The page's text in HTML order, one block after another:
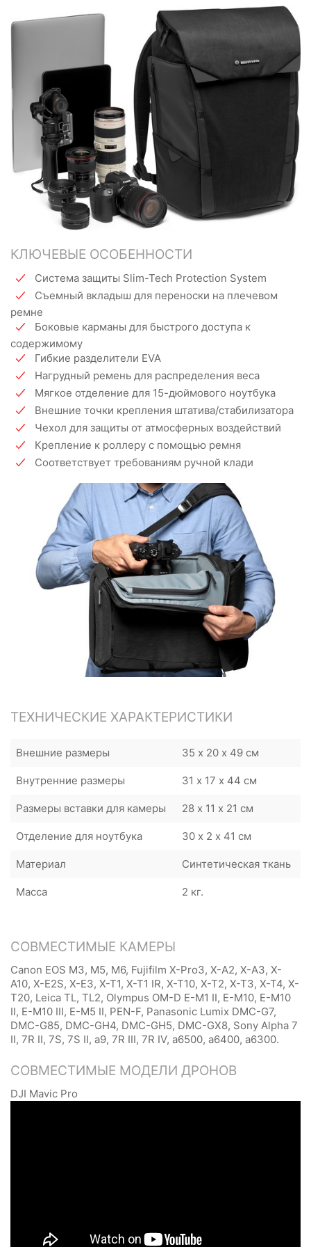
КЛЮЧЕВЫЕ ОСОБЕННОСТИ
Система защиты Slim-Tech Protection System
Съемный вкладыш для переноски на плечевом
ремне
Боковые карманы для быстрого доступа к
содержимому
Гибкие разделители EVA
Нагрудный ремень для распределения веса
Мягкое отделение для 15-дюймового ноутбука
Внешние точки крепления штатива/стабилизатора
Чехол для защиты от атмосферных воздействий
Крепление к роллеру с помощью ремня
Соответствует требованиям ручной клади
ТЕХНИЧЕСКИЕ ХАРАКТЕРИСТИКИ
Внешние размеры 35 х 20 х 49 см
Внутренние размеры 31 х 17 х 44 см
Размеры вставки для камеры 28 х 11 х 21 см
Отделение для ноутбука 30 х 2 х 41 см
Материал Синтетическая ткань
Масса 2 кг.
СОВМЕСТИМЫЕ КАМЕРЫ
Canon EOS M3, M5, M6, Fujifilm X-Pro3, X-A2, X-A3, X-
A10, X-E2S, X-E3, X-T1, X-T1 IR, X-T10, X-T2, X-T3, X-T4, X-
T20, Leica TL, TL2, Olympus OM-D E-M1 II, E-M10, E-M10
II, E-M10 III, E-M5 II, PEN-F, Panasonic Lumix DMC-G7,
DMC-G85, DMC-GH4, DMC-GH5, DMC-GX8, Sony Alpha 7
II, 7R II, 7S, 7S II, a9, 7R III, 7R IV, a6500, a6400, a6300.
СОВМЕСТИМЫЕ МОДЕЛИ ДРОНОВ
DJI Mavic Pro